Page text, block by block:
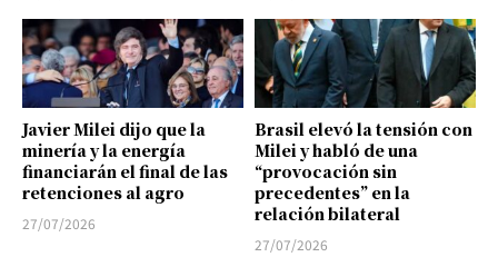
Javier Milei dijo que la
minería y la energía
financiarán el final de las
retenciones al agro
27/07/2026
Brasil elevó la tensión con
Milei y habló de una
“provocación sin
precedentes” en la
relación bilateral
27/07/2026